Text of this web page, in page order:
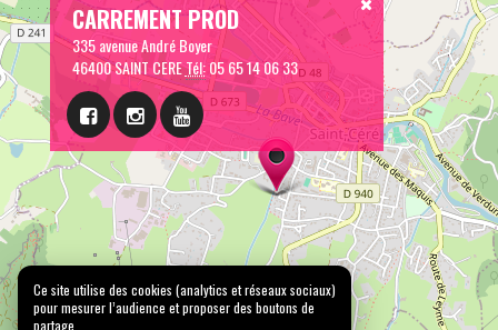
CARREMENT PROD
335 avenue André Boyer
46400 SAINT CERETél:05 65 14 06 33
Ce site utilise des cookies (analytics et réseaux sociaux)
pour mesurer l’audience et proposer des boutons de
partage.